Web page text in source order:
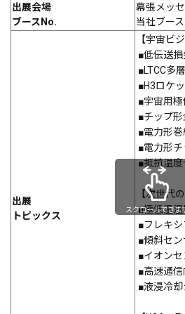
出展会場
ブースNo.
幕張メッ
当社ブー
出展
トピックス
【宇宙ビ
■低伝送損
■LTCC多
■H3ロケ
■宇宙用
■チップ
■電力形巻
■電力形チ
■抵抗温度
【次世代
■極低温
■フレキ
■傾斜セン
■イオン
■高速通
■液浸冷
スクロールできま